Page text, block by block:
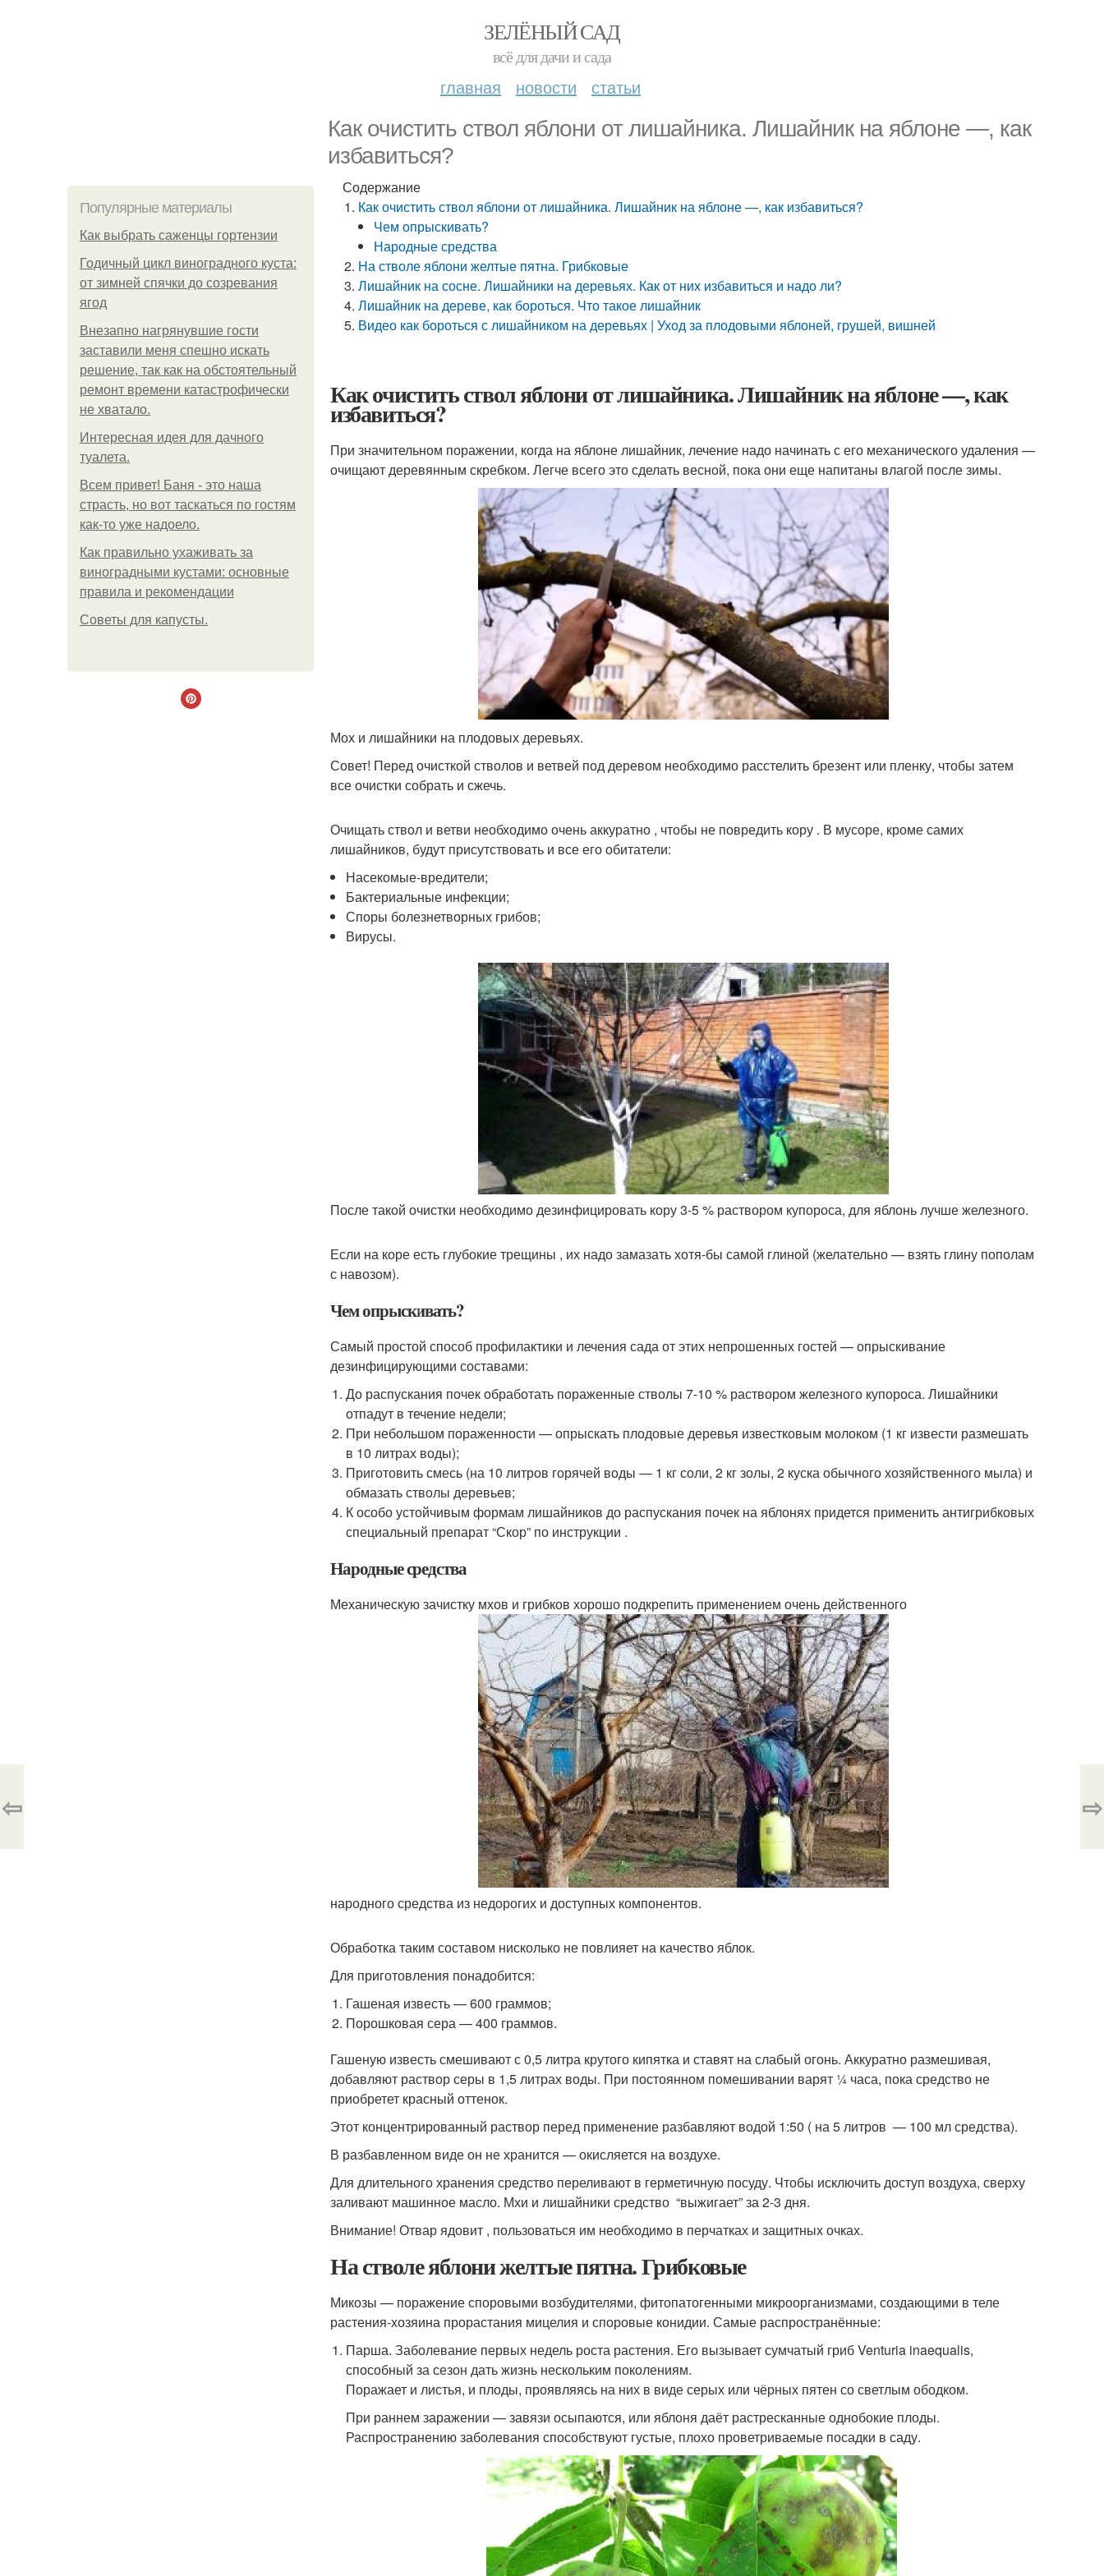
ЗЕЛЁНЫЙ САД
всё для дачи и сада
главная новости статьи
Как очистить ствол яблони от лишайника. Лишайник на яблоне —, как
избавиться?
Популярные материалы
Как выбрать саженцы гортензии
Годичный цикл виноградного куста:
от зимней спячки до созревания
ягод
Внезапно нагрянувшие гости
заставили меня спешно искать
решение, так как на обстоятельный
ремонт времени катастрофически
не хватало.
Интересная идея для дачного
туалета.
Всем привет! Баня - это наша
страсть, но вот таскаться по гостям
как-то уже надоело.
Как правильно ухаживать за
виноградными кустами: основные
правила и рекомендации
Советы для капусты.
Содержание
Как очистить ствол яблони от лишайника. Лишайник на яблоне —, как избавиться?
Чем опрыскивать?
Народные средства
На стволе яблони желтые пятна. Грибковые
Лишайник на сосне. Лишайники на деревьях. Как от них избавиться и надо ли?
Лишайник на дереве, как бороться. Что такое лишайник
Видео как бороться с лишайником на деревьях | Уход за плодовыми яблоней, грушей, вишней
Как очистить ствол яблони от лишайника. Лишайник на яблоне —, как
избавиться?
При значительном поражении, когда на яблоне лишайник, лечение надо начинать с его механического удаления —
очищают деревянным скребком. Легче всего это сделать весной, пока они еще напитаны влагой после зимы.
Мох и лишайники на плодовых деревьях.
Совет! Перед очисткой стволов и ветвей под деревом необходимо расстелить брезент или пленку, чтобы затем
все очистки собрать и сжечь.
Очищать ствол и ветви необходимо очень аккуратно , чтобы не повредить кору . В мусоре, кроме самих
лишайников, будут присутствовать и все его обитатели:
Насекомые-вредители;
Бактериальные инфекции;
Споры болезнетворных грибов;
Вирусы.
После такой очистки необходимо дезинфицировать кору 3-5 % раствором купороса, для яблонь лучше железного.
Если на коре есть глубокие трещины , их надо замазать хотя-бы самой глиной (желательно — взять глину пополам
с навозом).
Чем опрыскивать?
Самый простой способ профилактики и лечения сада от этих непрошенных гостей — опрыскивание
дезинфицирующими составами:
До распускания почек обработать пораженные стволы 7-10 % раствором железного купороса. Лишайники
отпадут в течение недели;
При небольшом пораженности — опрыскать плодовые деревья известковым молоком (1 кг извести размешать
в 10 литрах воды);
Приготовить смесь (на 10 литров горячей воды — 1 кг соли, 2 кг золы, 2 куска обычного хозяйственного мыла) и
обмазать стволы деревьев;
К особо устойчивым формам лишайников до распускания почек на яблонях придется применить антигрибковых
специальный препарат “Скор” по инструкции .
Народные средства
Механическую зачистку мхов и грибков хорошо подкрепить применением очень действенного
народного средства из недорогих и доступных компонентов.
Обработка таким составом нисколько не повлияет на качество яблок.
Для приготовления понадобится:
Гашеная известь — 600 граммов;
Порошковая сера — 400 граммов.
Гашеную известь смешивают с 0,5 литра крутого кипятка и ставят на слабый огонь. Аккуратно размешивая,
добавляют раствор серы в 1,5 литрах воды. При постоянном помешивании варят ¼ часа, пока средство не
приобретет красный оттенок.
Этот концентрированный раствор перед применение разбавляют водой 1:50 ( на 5 литров — 100 мл средства).
В разбавленном виде он не хранится — окисляется на воздухе.
Для длительного хранения средство переливают в герметичную посуду. Чтобы исключить доступ воздуха, сверху
заливают машинное масло. Мхи и лишайники средство “выжигает” за 2-3 дня.
Внимание! Отвар ядовит , пользоваться им необходимо в перчатках и защитных очках.
На стволе яблони желтые пятна. Грибковые
Микозы — поражение споровыми возбудителями, фитопатогенными микроорганизмами, создающими в теле
растения-хозяина прорастания мицелия и споровые конидии. Самые распространённые:
Парша. Заболевание первых недель роста растения. Его вызывает сумчатый гриб Venturia inaequalis,
способный за сезон дать жизнь нескольким поколениям.
Поражает и листья, и плоды, проявляясь на них в виде серых или чёрных пятен со светлым ободком.
При раннем заражении — завязи осыпаются, или яблоня даёт растресканные однобокие плоды.
Распространению заболевания способствуют густые, плохо проветриваемые посадки в саду.
⇦ ⇨